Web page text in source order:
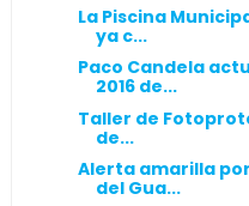
La Piscina
ya c...
Paco Candela
2016 de...
Taller de
de...
Alerta amarilla
del Gua...